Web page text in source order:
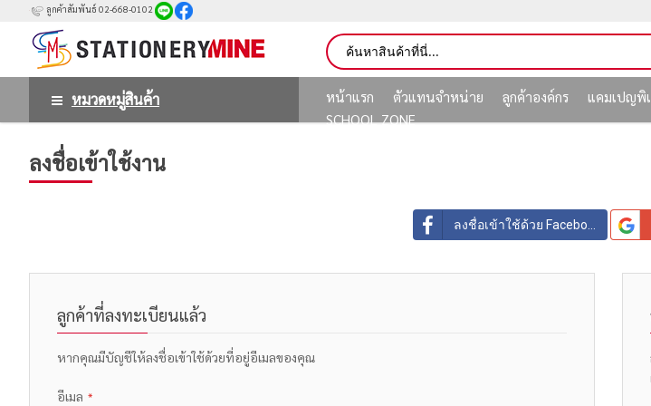
ลูกค้าสัมพันธ์ 02-668-0102
หมวดหมู่สินค้า หน้าแรก ตัวแทนจำหน่าย ลูกค้าองค์กร แคมเปญพิ
SCHOOL ZONE
ลงชื่อเข้าใช้งาน
ลงชื่อเข้าใช้ด้วย Facebook
ลูกค้าที่ลงทะเบียนแล้ว
หากคุณมีบัญชีให้ลงชื่อเข้าใช้ด้วยที่อยู่อีเมลของคุณ
อีเมล